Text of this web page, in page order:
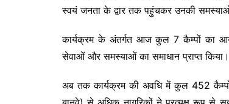
स्वयं जनता के द्वार तक पहुंचकर उनकी
कार्यक्रम के अंतर्गत आज कुल 7 कैम्पों का
सेवाओं और समस्याओं का समाधान प्राप्त
अब तक कार्यक्रम की अवधि में कुल 452